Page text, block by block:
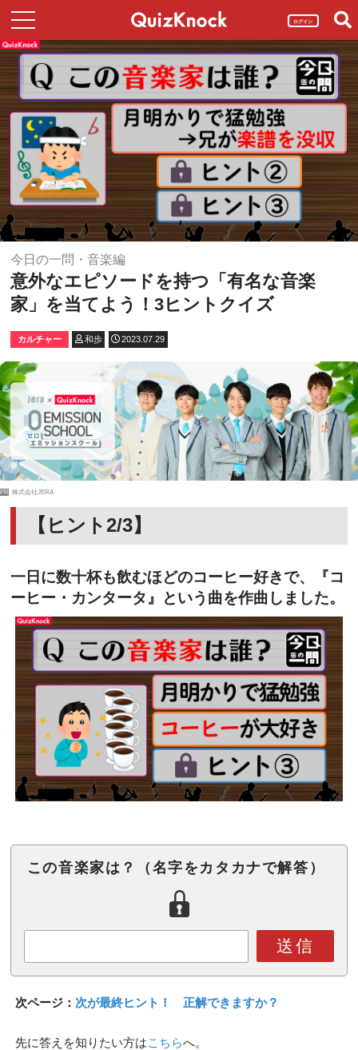
ログイン
今日の一問・音楽編
意外なエピソードを持つ「有名な音楽
家」を当てよう！3ヒントクイズ
カルチャー 和歩 2023.07.29
PR 株式会社JERA
【ヒント2/3】
一日に数十杯も飲むほどのコーヒー好きで、『コ
ーヒー・カンタータ』という曲を作曲しました。
この音楽家は？（名字をカタカナで解答）
送信
次ページ： 次が最終ヒント！ 正解できますか？
先に答えを知りたい方はこちらへ。